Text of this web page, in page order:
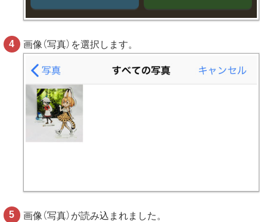
画像（写真）を選択します。
画像（写真）が読み込まれました。